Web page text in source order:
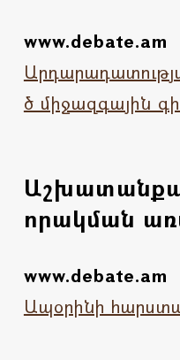
www.debate.am
ծ միջազգային
որակման
www.debate.am
Ապօրինի